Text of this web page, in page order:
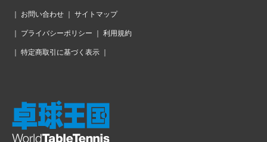
｜ お問い合わせ ｜ サイトマップ
｜ プライバシーポリシー ｜ 利用規約
｜ 特定商取引に基づく表示 ｜